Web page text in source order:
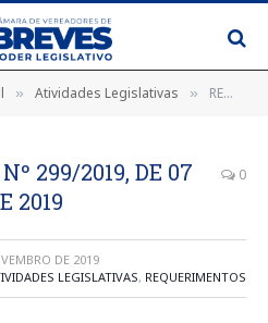
» Atividades Legislativas » REQUERIMENTO Nº 299/2019, DE 07 DE NOVEMBRO DE 2019
299/2019, DE 07
2019
0
DE 2019
LEGISLATIVAS, REQUERIMENTOS